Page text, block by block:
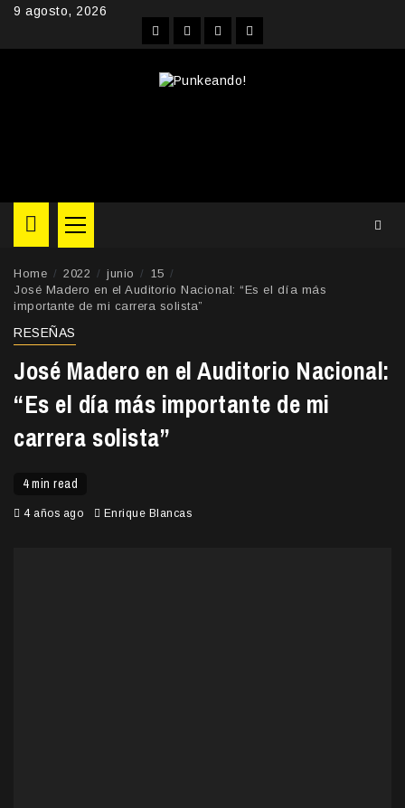
Skip9 agosto, 2026
FacebookInstagram
YouTubeTwitter
Primary
Menu
Home 2022 junio
15
José Madero en el Auditorio Nacional: “Es el día más
importante de mi carrera solista”
RESEÑAS
José Madero en el Auditorio Nacional:
“Es el día más importante de mi
carrera solista”
4 min read
4 años ago Enrique Blancas